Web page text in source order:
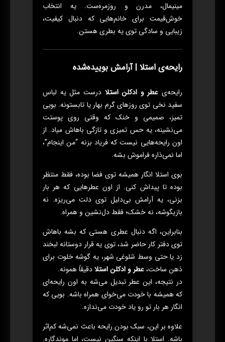
مینیمال، مدرن و روزمره‌ست. یه انتخاب
خوش‌قیمت برای خانم‌هایی که دنبال کیفیت،
زیبایی و سادگی توی یه بطری هستن.
رایحه‌ی استلا | آرامش بوییده‌شده
رایحه‌ی عطر و ادکلن استلا درست مثل یه لباس
سفید نخی توی روزهای گرم بهار یا تابستونه. بویی
تمیز، صمیمی و خنک که وقتی روی پوستت
می‌نشینه، یه حس تمیزی و تازگی باهاش میاد. از
اون رایحه‌هایی نیست که فریاد بزنه “من اینجام”،
اما نمی‌ذاره فراموش بشه.
بوی استلا انگار همیشه توی فضا بوده، فقط منتظر
بوده تا پیداش کنی. از اون عطرهایی که هر بار
بزنی، یه آرامش بی‌دلیل توی دلت می‌ریزه. نه
بازیگوشه، نه خشک؛ فقط دل‌نشین و همراه.
بنابراین، اگه دنبال عطری هستی که بشه باهاش
توی دفتر کار حاضر شد، توی یه قرار دوستانه لبخند
زد یا حتی وسط شلوغی شهر، یه گوشه خلوت برای
ذهن ساخت،عطر و ادکلن استلادقیقاً همونه.
در نتیجه، این عطر تبدیل می‌شه به اون رایحه‌ای
که همیشه با خودت می‌خوای همراه باشه. بویی که
انگار هر بار تو رو یاد خودت می‌ندازه.
علاوه بر این، سبک بودن رایحه باعث نمی‌شه کم‌اثر
باشه. استلا با اینکه سنگین نیست، اما موندگاره.